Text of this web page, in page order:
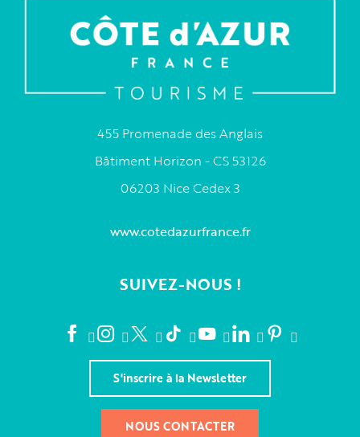
455 Promenade des Anglais
Bâtiment Horizon - CS 53126
06203 Nice Cedex 3
www.cotedazurfrance.fr
SUIVEZ-NOUS !
S'inscrire à la Newsletter
NOUS CONTACTER